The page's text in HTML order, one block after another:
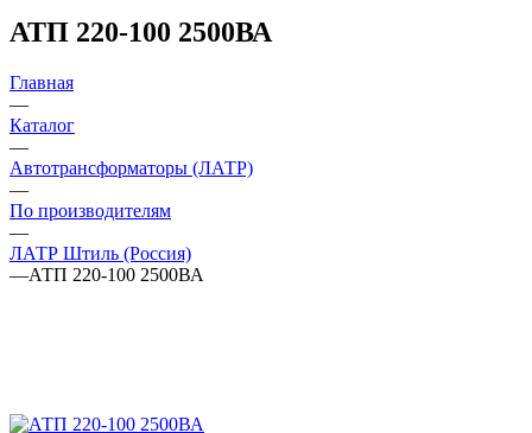
АТП 220-100 2500ВА
Главная
—
Каталог
—
Автотрансформаторы (ЛАТР)
—
По производителям
—
ЛАТР Штиль (Россия)
—АТП 220-100 2500ВА